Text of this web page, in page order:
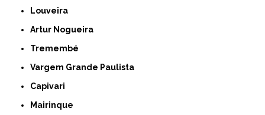
Louveira
Artur Nogueira
Tremembé
Vargem Grande Paulista
Capivari
Mairinque